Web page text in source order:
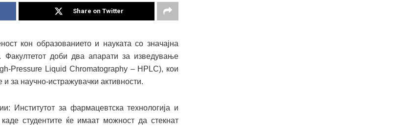
Share on Twitter
кон образованието и науката со значајна
Факултетот доби два апарати за изведување
Pressure Liquid Chromatography – HPLC), кои
и за научно-истражувачки активности.
Институтот за фармацевтска технологија и
студентите ќе имаат можност да стекнат